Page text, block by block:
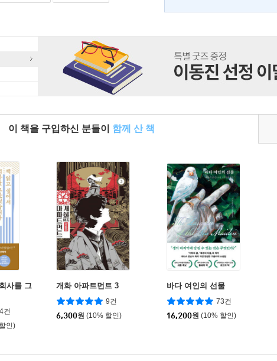
이 책을 구입하신 분들이 함께 산 책
사를 그
건
인)
개화 아파트먼트 3
9건
6,300원 (10% 할인)
바다 여인의 선물
73건
16,200원 (10% 할인)